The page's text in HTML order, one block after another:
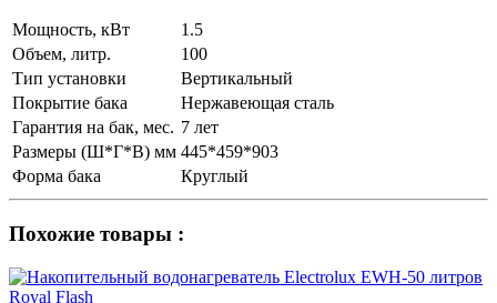
Мощность, кВт
1.5
Объем, литр.
100
Тип установки
Вертикальный
Покрытие бака
Нержавеющая сталь
Гарантия на бак, мес. 7 лет
Размеры (Ш*Г*В) мм 445*459*903
Форма бака
Круглый
Похожие товары :